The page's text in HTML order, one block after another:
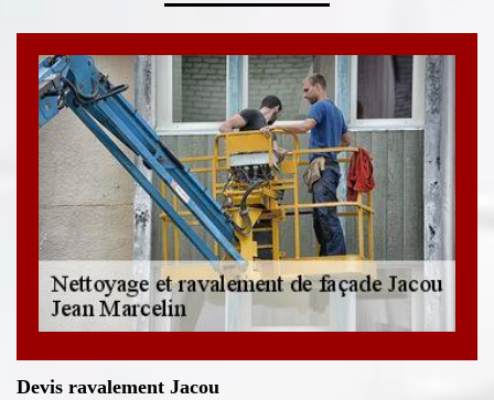
Devis ravalement Jacou